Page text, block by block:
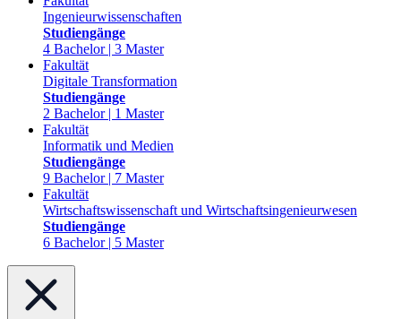
Ingenieurwissenschaften
Studiengänge
4 Bachelor | 3 Master
Fakultät
Digitale Transformation
Studiengänge
2 Bachelor | 1 Master
Fakultät
Informatik und Medien
Studiengänge
9 Bachelor | 7 Master
Fakultät
Wirtschaftswissenschaft und Wirtschaftsingenieurwesen
Studiengänge
6 Bachelor | 5 Master